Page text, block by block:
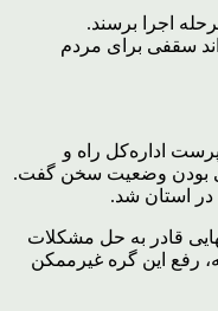
اجرا برسند.
سقفی برای مردم
اداره‌کل راه و
بودن وضعیت سخن گفت.
استان شد.
قادر به حل مشکلات
رفع این گره غیرممکن